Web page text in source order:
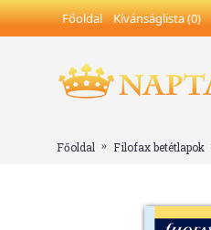
Főoldal Kívánságlista (0)
Főoldal Filofax betétlapok